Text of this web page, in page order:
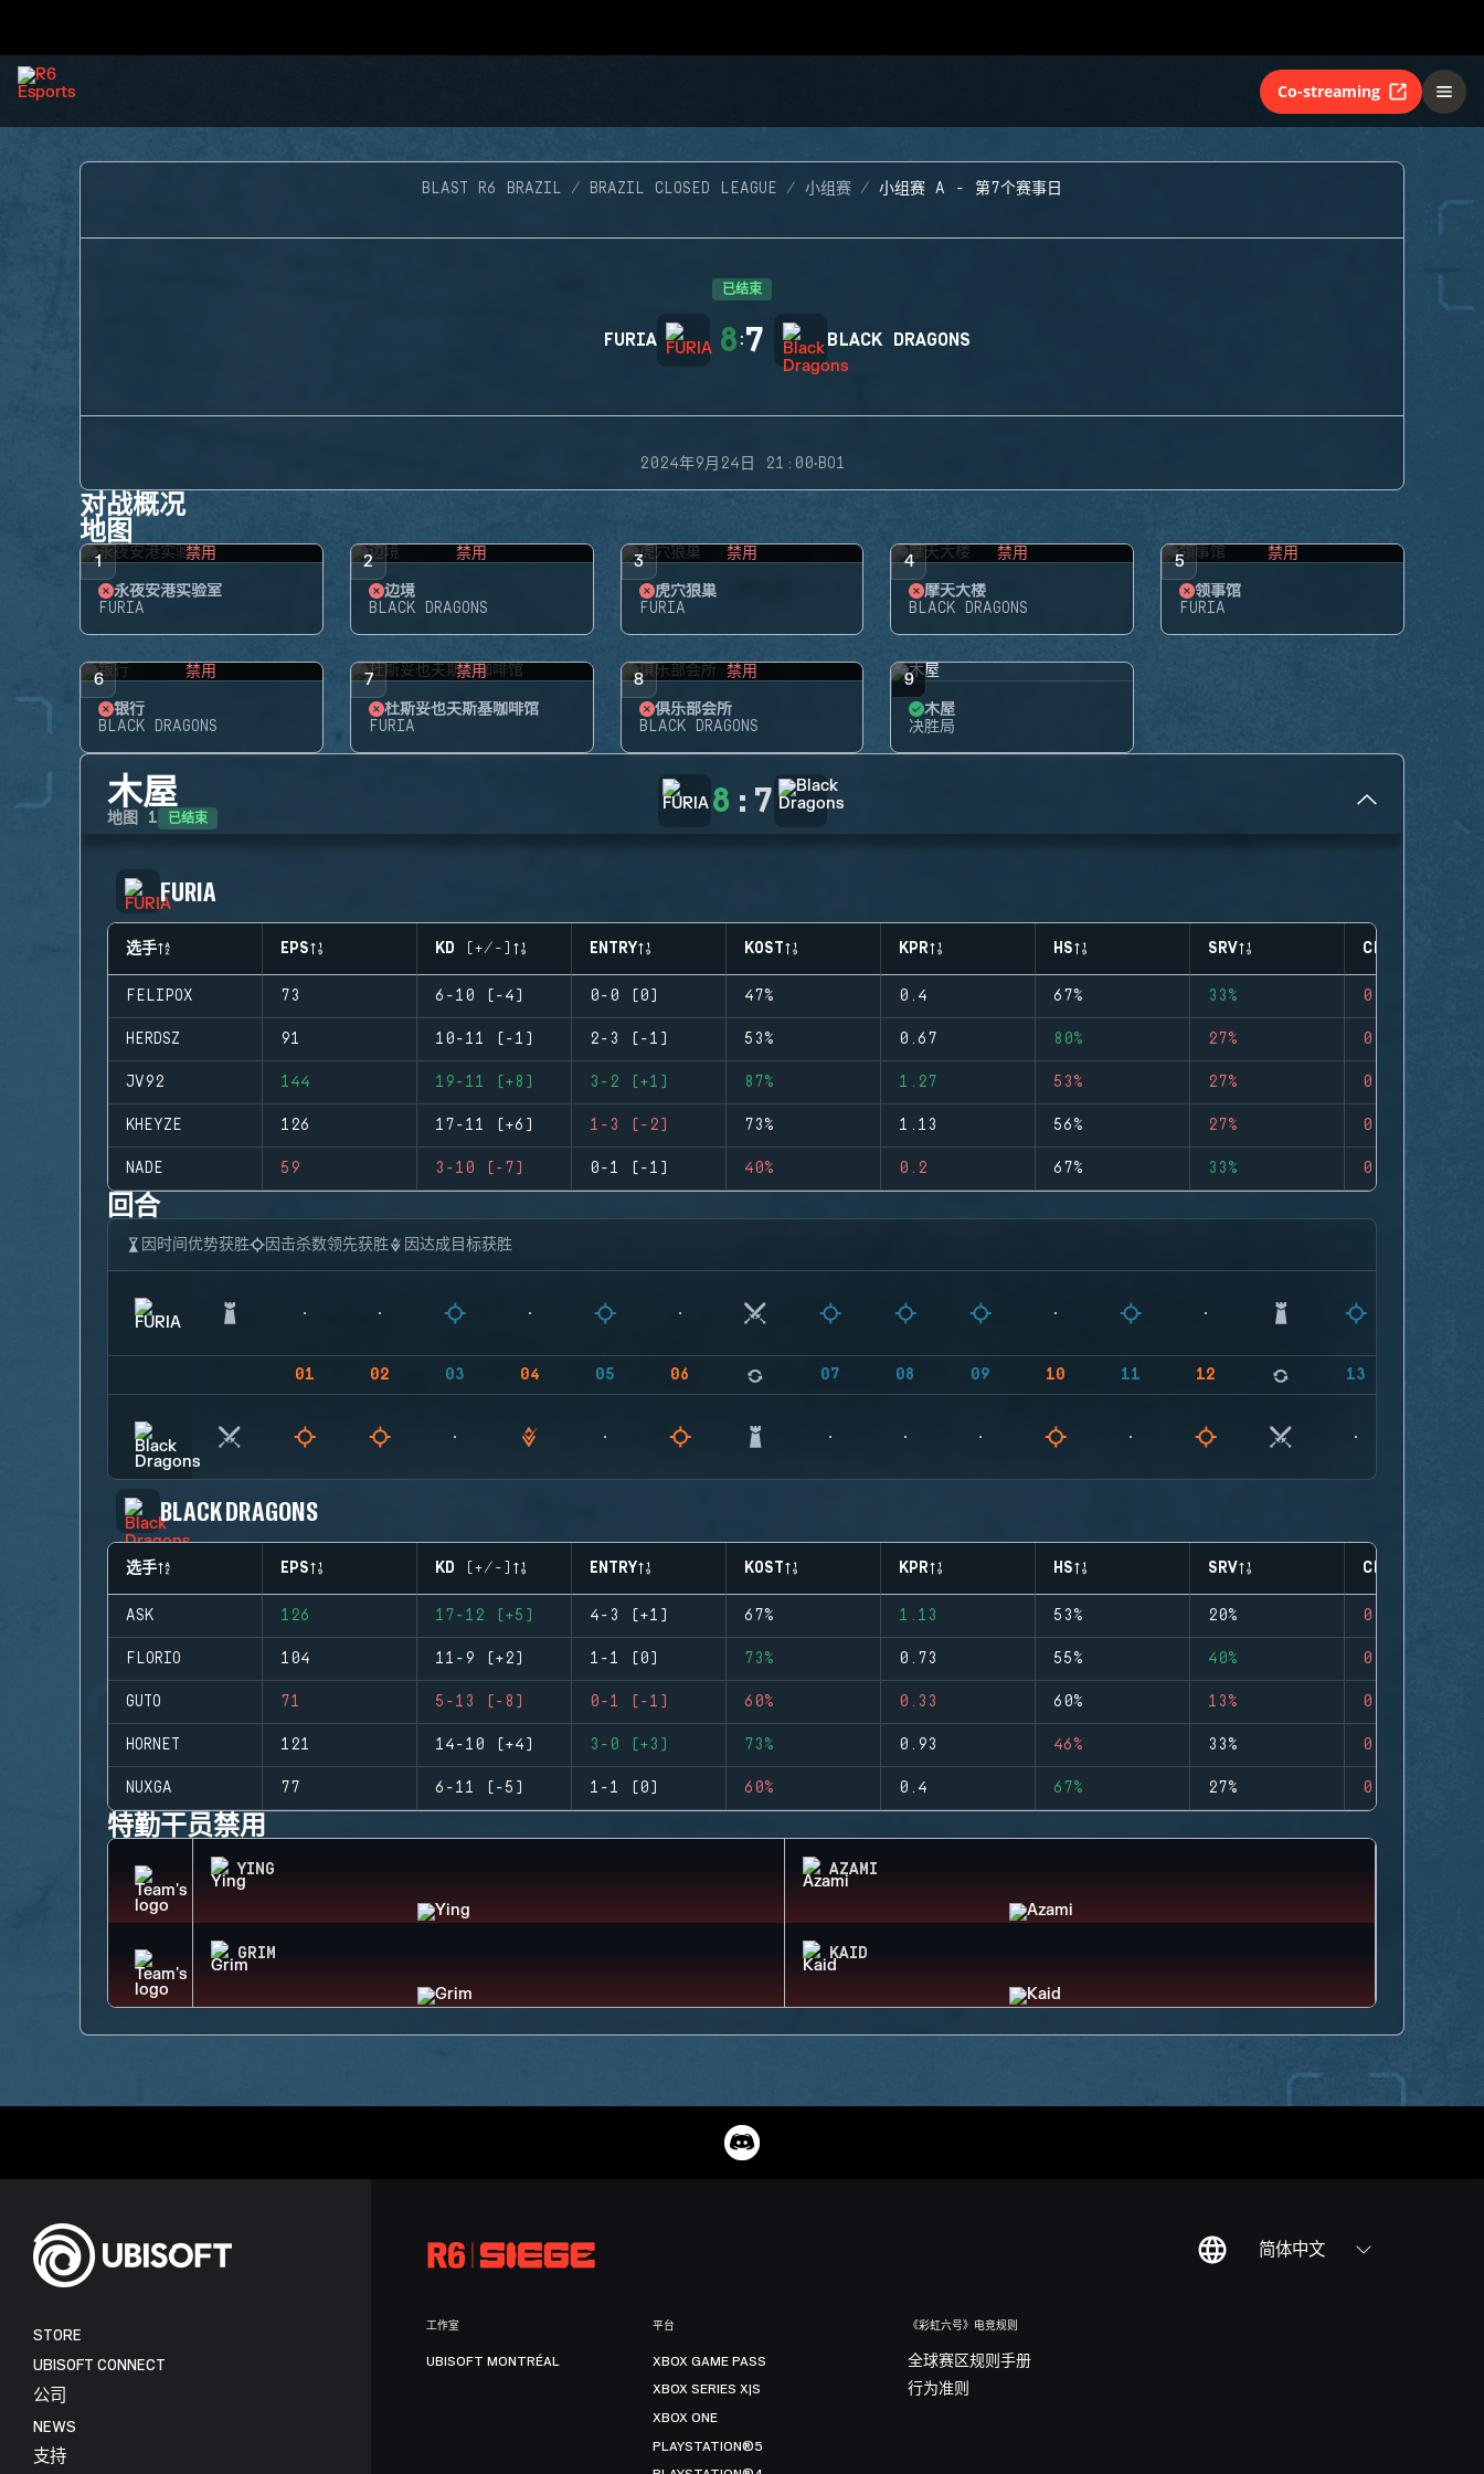
Co-streaming
BLAST R6 BRAZIL BRAZIL CLOSED LEAGUE 小组赛 小组赛 A - 第7个赛事日
已结束
FURIA 8 :7 BLACK DRAGONS
2024年9月24日 21:00·BO1
对战概况
地图
1 禁用
永夜安港实验室
FURIA
2 禁用
边境
BLACK DRAGONS
3 禁用
虎穴狼巢
FURIA
4 禁用
摩天大楼
BLACK DRAGONS
5 禁用
领事馆
FURIA
6 禁用
银行
BLACK DRAGONS
7 禁用
杜斯妥也夫斯基咖啡馆
FURIA
8 禁用
俱乐部会所
BLACK DRAGONS
9
木屋
决胜局
木屋
地图 1 已结束 8 : 7
FURIA
选手 EPS KD (+/-) ENTRY KOST KPR HS SRV CLUTCHES
FELIPOX 73 6-10 (-4) 0-0 (0) 47% 0.4 67% 33% 0
HERDSZ 91 10-11 (-1) 2-3 (-1) 53% 0.67 80% 27% 0
JV92 144 19-11 (+8) 3-2 (+1) 87% 1.27 53% 27% 0
KHEYZE 126 17-11 (+6) 1-3 (-2) 73% 1.13 56% 27% 0
NADE 59 3-10 (-7) 0-1 (-1) 40% 0.2 67% 33% 0
回合
因时间优势获胜 因击杀数领先获胜 因达成目标获胜
01 02 03 04 05 06 07 08 09 10 11 12 13
BLACK DRAGONS
选手 EPS KD (+/-) ENTRY KOST KPR HS SRV CLUTCHES
ASK 126 17-12 (+5) 4-3 (+1) 67% 1.13 53% 20% 0
FLORIO 104 11-9 (+2) 1-1 (0) 73% 0.73 55% 40% 0
GUTO 71 5-13 (-8) 0-1 (-1) 60% 0.33 60% 13% 0
HORNET 121 14-10 (+4) 3-0 (+3) 73% 0.93 46% 33% 0
NUXGA 77 6-11 (-5) 1-1 (0) 60% 0.4 67% 27% 0
特勤干员禁用
YING AZAMI
GRIM KAID
简体中文
STORE
UBISOFT CONNECT
公司
NEWS
支持
工作室
UBISOFT MONTRÉAL
平台
XBOX GAME PASS
XBOX SERIES X|S
XBOX ONE
PLAYSTATION®5
《彩虹六号》电竞规则
全球赛区规则手册
行为准则